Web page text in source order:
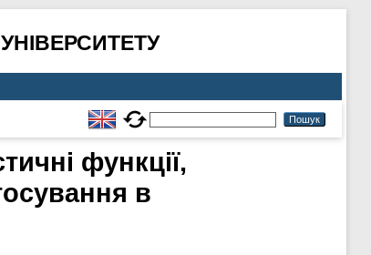
функції,
в